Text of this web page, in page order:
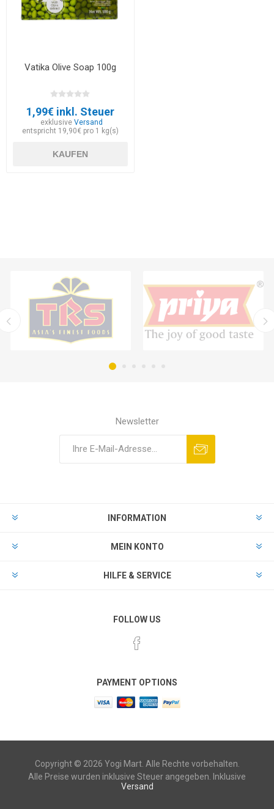
Vatika Olive Soap 100g
1,99€ inkl. Steuer
exklusiveVersand
entspricht 19,90€ pro 1 kg(s)
KAUFEN
Newsletter
INFORMATION
MEIN KONTO
HILFE & SERVICE
FOLLOW US
PAYMENT OPTIONS
Copyright © 2026 Yogi Mart. Alle Rechte vorbehalten.
Alle Preise wurden inklusive Steuer angegeben. Inklusive
Versand